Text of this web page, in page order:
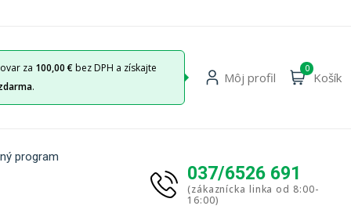
za 100,00 €bez DPH a získajte
.
Môj profil
0
Košík
program
037/6526 691
(zákaznícka linka od 8:00-
16:00)